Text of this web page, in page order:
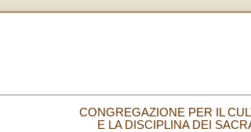
CONGREGAZIONE PER IL
E LA DISCIPLINA DEI